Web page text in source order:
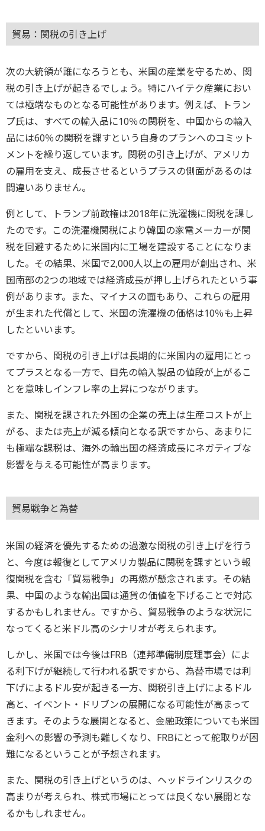
貿易：関税の引き上げ
次の大統領が誰になろうとも、米国の産業を守るため、関
税の引き上げが起きるでしょう。特にハイテク産業におい
ては極端なものとなる可能性があります。例えば、トラン
プ氏は、すべての輸入品に10％の関税を、中国からの輸入
品には60％の関税を課すという自身のプランへのコミット
メントを繰り返しています。関税の引き上げが、アメリカ
の雇用を支え、成長させるというプラスの側面があるのは
間違いありません。
例として、トランプ前政権は2018年に洗濯機に関税を課し
たのです。この洗濯機関税により韓国の家電メーカーが関
税を回避するために米国内に工場を建設することになりま
した。その結果、米国で2,000人以上の雇用が創出され、米
国南部の2つの地域では経済成長が押し上げられたという事
例があります。また、マイナスの面もあり、これらの雇用
が生まれた代償として、米国の洗濯機の価格は10％も上昇
したといいます。
ですから、関税の引き上げは長期的に米国内の雇用にとっ
てプラスとなる一方で、目先の輸入製品の値段が上がるこ
とを意味しインフレ率の上昇につながります。
また、関税を課された外国の企業の売上は生産コストが上
がる、または売上が減る傾向となる訳ですから、あまりに
も極端な課税は、海外の輸出国の経済成長にネガティブな
影響を与える可能性が高まります。
貿易戦争と為替
米国の経済を優先するための過激な関税の引き上げを行う
と、今度は報復としてアメリカ製品に関税を課すという報
復関税を含む「貿易戦争」の再燃が懸念されます。その結
果、中国のような輸出国は通貨の価値を下げることで対応
するかもしれません。ですから、貿易戦争のような状況に
なってくると米ドル高のシナリオが考えられます。
しかし、米国では今後はFRB（連邦準備制度理事会）によ
る利下げが継続して行われる訳ですから、為替市場では利
下げによるドル安が起きる一方、関税引き上げによるドル
高と、イベント・ドリブンの展開になる可能性が高まって
きます。そのような展開となると、金融政策についても米国
金利への影響の予測も難しくなり、FRBにとって舵取りが困
難になるということが予想されます。
また、関税の引き上げというのは、ヘッドラインリスクの
高まりが考えられ、株式市場にとっては良くない展開とな
るかもしれません。